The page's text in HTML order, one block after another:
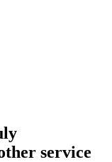
service